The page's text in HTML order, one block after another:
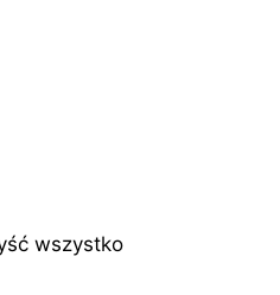
wszystko